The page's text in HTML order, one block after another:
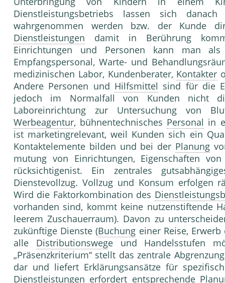
Dienstleistungsbe­triebs lassen sich
wahrgenommen werden bzw. der Kunde
Dienstleistungen damit in Be­rührung
Einrichtungen und Personen kann man als
Empfangspersonal, Warte- und
medizinischen Labor, Kundenberater, Kontakter
Andere Perso­nen und Hilfsmittel sind für die
jedoch im Normalfall von Kunden nicht
Laboreinrich­tung zur Untersuchung von
Werbeagentur, bühnentechnisches Personal in
ist mar­ketingrelevant, weil Kunden sich ein
Kontaktelemente bilden und bei der Planung
mutung von Einrichtungen, Eigenschaften
rücksichtigenist. Ein zentrales
Dienstevollzug. Voll­zug und Konsum erfolgen
Wird die Faktor­kombination des
vorhanden sind, kommt keine nutzenstiftende
lee­rem Zuschauerraum). Davon zu
zukünftige Dienste (Buchung einer Reise,
alle Distributionswege und Handels­stufen
„Präsenzkriterium“ stellt das zentrale
dar und liefert Erklärungsansät­ze für
Dienstleistungen erfordert entsprechende